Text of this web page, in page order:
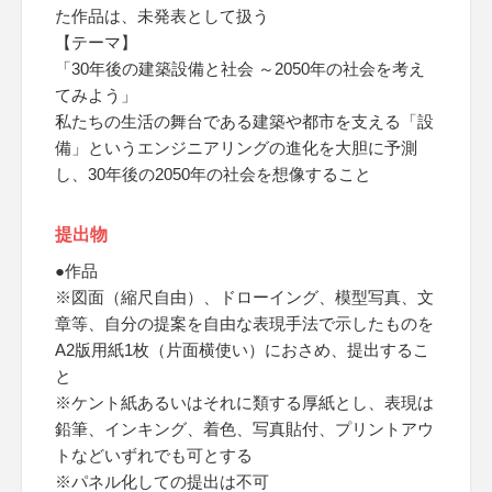
た作品は、未発表として扱う
【テーマ】
「30年後の建築設備と社会 ～2050年の社会を考え
てみよう」
私たちの生活の舞台である建築や都市を支える「設
備」というエンジニアリングの進化を大胆に予測
し、30年後の2050年の社会を想像すること
提出物
●作品
※図面（縮尺自由）、ドローイング、模型写真、文
章等、自分の提案を自由な表現手法で示したものを
A2版用紙1枚（片面横使い）におさめ、提出するこ
と
※ケント紙あるいはそれに類する厚紙とし、表現は
鉛筆、インキング、着色、写真貼付、プリントアウ
トなどいずれでも可とする
※パネル化しての提出は不可